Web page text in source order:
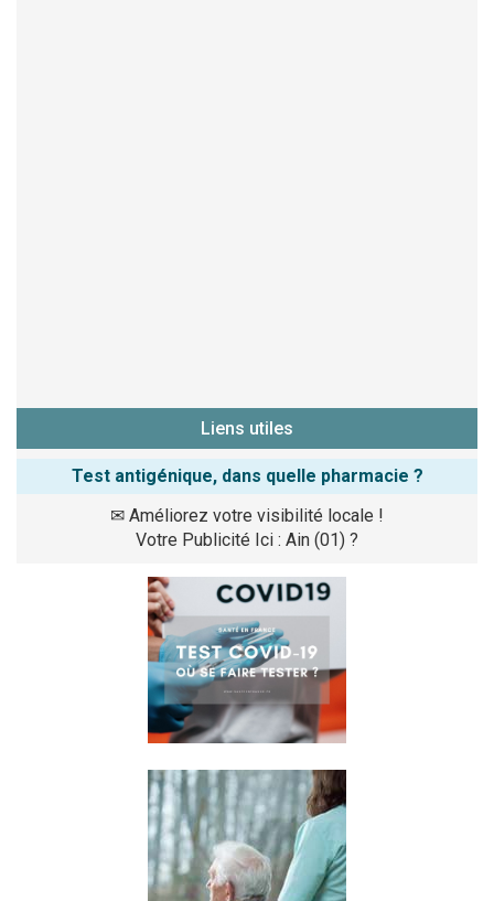
Liens utiles
Test antigénique, dans quelle pharmacie ?
✉ Améliorez votre visibilité locale !
Votre Publicité Ici : Ain (01) ?